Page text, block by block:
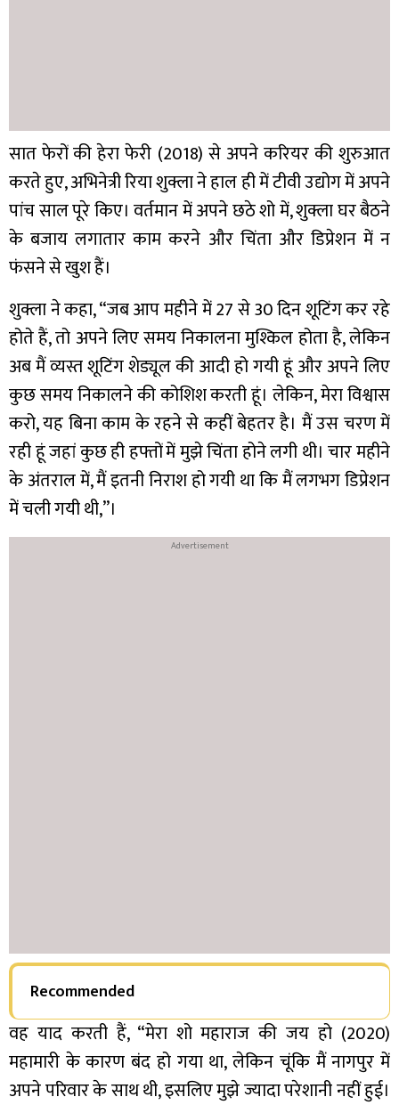
सात फेरों की हेरा फेरी (2018) से अपने करियर की शुरुआत
करते हुए, अभिनेत्री रिया शुक्ला ने हाल ही में टीवी उद्योग में अपने
पांच साल पूरे किए। वर्तमान में अपने छठे शो में, शुक्ला घर बैठने
के बजाय लगातार काम करने और चिंता और डिप्रेशन में न
फंसने से खुश हैं।
शुक्ला ने कहा, “जब आप महीने में 27 से 30 दिन शूटिंग कर रहे
होते हैं, तो अपने लिए समय निकालना मुश्किल होता है, लेकिन
अब मैं व्यस्त शूटिंग शेड्यूल की आदी हो गयी हूं और अपने लिए
कुछ समय निकालने की कोशिश करती हूं। लेकिन, मेरा विश्वास
करो, यह बिना काम के रहने से कहीं बेहतर है। मैं उस चरण में
रही हूं जहां कुछ ही हफ्तों में मुझे चिंता होने लगी थी। चार महीने
के अंतराल में, मैं इतनी निराश हो गयी था कि मैं लगभग डिप्रेशन
में चली गयी थी,”।
Recommended
वह याद करती हैं, “मेरा शो महाराज की जय हो (2020)
महामारी के कारण बंद हो गया था, लेकिन चूंकि मैं नागपुर में
अपने परिवार के साथ थी, इसलिए मुझे ज्यादा परेशानी नहीं हुई।